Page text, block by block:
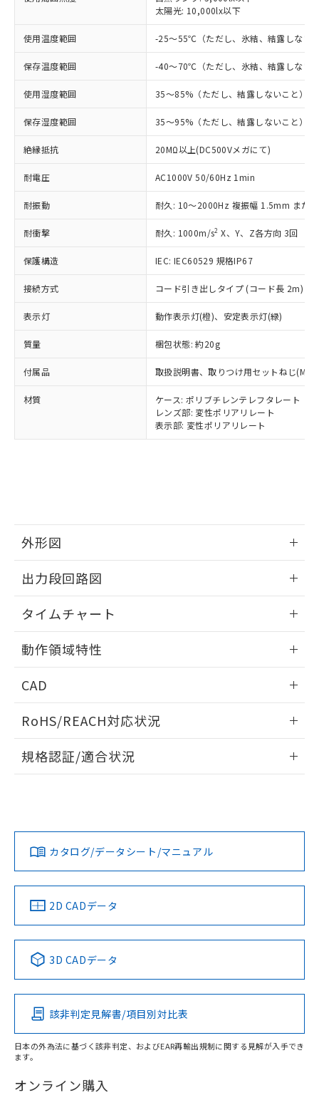
太陽光: 10,000lx以下
使用温度範囲 -25～55℃（ただし、氷結、結露しない
保存温度範囲 -40～70℃（ただし、氷結、結露しない
使用湿度範囲 35～85%（ただし、結露しないこと）
保存湿度範囲 35～95%（ただし、結露しないこと）
絶縁抵抗 20MΩ以上(DC500Vメガにて)
耐電圧 AC1000V 50/60Hz 1min
耐振動 耐久: 10～2000Hz 複振幅 1.5mm また
耐衝撃 耐久: 1000m/s2 X、Y、Z各方向 3回
保護構造 IEC: IEC60529 規格IP67
接続方式 コード引き出しタイプ (コード長 2m)
表示灯 動作表示灯(橙)、安定表示灯(緑)
質量 梱包状態: 約20g
付属品 取扱説明書、取りつけ用セットねじ
材質
ケース: ポリブチレンテレフタレート
レンズ部: 変性ポリアリレート
表示部: 変性ポリアリレート
外形図
出力段回路図
タイムチャート
動作領域特性
CAD
ドすることができます。
ログイン/会員登録
ダウンロードデータをご利用いただく前に、以下を必ずお読
みください。
ソフトウェアの使用条件
RoHS/REACH対応状況
EU RoHS 注意事項・凡例
対応済み
中国 RoHS 注意事項・凡例
Pb Hg Cd Cr(VI)
O
在庫等で未対応品が混在する可能性があります。
規格認証/適合状況
LR型式承認
（イギリス
船舶規格）
DNV型式承認
（ノルウェー
BV型式承認
（フランス
KR型式
（韓国
No No No No
この製品の規格認証/適合状況ページへ
その他の認証はこちらのページからご検索ください
カタログ/データシート/マニュアル
2D CADデータ
3D CADデータ
該非判定見解書/項目別対比表
日本の外為法に基づく該非判定、およびEAR再輸出規制に関する見解が入手でき
ます。
オンライン購入
ご利用条件
以下の条件をお読みいただき、同意のうえ
ご利用ください。
商品の当社在庫状況および標準価格
(税抜)を提供させていただくもので
当社制御機器事業取扱商品の中には、
本サービスの対象外となる商品もある
ことをご了承ください。
在庫状況および標準価格照会結果は、
記載している更新日時点での社内デー
タに基づき作成されるものであり、閲
覧された時点での実際の在庫および標
準価格とは異なる場合があることをご
様のお取引先、またはお客様担当のオ
ムロン制御機器販売店・当社販売員に
ご相談ください。
オムロン制御機器販売店や当社販売拠
販売ネットワーク
」をご確認
在庫状況および標準価格結果を当社の
事前の承諾なく第三者に漏洩または開
示しないようお願いします。
品・サービスに関するお客様との取
引・商談に必要な範囲で利用すること
をご了承ください。
※当社の共同利用者とは、
の共同利用に関して"
指します。
対応予定：EU RoHS指令（10物質）の非含
有に対応した製品に切り替える予定のある
商品です。
対応予定なし：EU RoHS指令（10物質）の
非含有に非対応の商品で、対応品を出す予
定はありません。
調査・確認中：EU RoHS指令（10物質）の
非含有の対応状況を調査中または確認中の
非該当品：ライセンス料など無形物で、有
害物質有無と関係のない商品です。
仕入先様の事情により、非含有部品として
いたものが、含有品と判明した場合などや
むを得ず変更することがあります。
*EU RoHS指令（10物質）：
ミウム(Cd) 100ppm以下、
六価クロム(Cr(Ⅵ)) 1000ppm以下、ポリ臭化ビフェニル
類(PBB) 1000ppm以下、ポリ臭化ジフェニルエーテル類
(PBDE) 1000ppm以下、フタル酸ビス(2-エチルヘキシ
ル) (DEHP)(別名：DOP) 1000ppm以下、フタル酸ブチ
ルベンジル（BBP） 1000ppm以下、フタル酸ジブチル
但し、RoHS指令で産業用監視および制御機器に対する
フタル酸エステル類の４物質については閾値を超える意
図的な使用がないことを確認しています。
※3 非含有証明書ダウンロード
下記の非含有証明書をダウンロードするこ
とができます。
51物質の非含有証明書（当社基準）
※本証明書は発行日時点で非含有を証明す
るもので、過去に遡って非含有を証明する
荷製品に未対応品が混在することから備考
欄に対応日を記載しておりました。
既に当社にて対応品への在庫切替を完了
していることから、特段のことがない限
り、2022年1月12日より割愛しておりま
※1 中国RoHS○×表
「○」：最大均質材料含有率が中国RoHSの
基準値以下であることを示します。
「×」：最大均質材料含有率が中国RoHSの
基準値を超えていることを示します。
「－」：未確認です。当社販売部門へお問
い合わせください。
Pb(鉛) :1000ppm、 Hg(水銀) : 1000ppm、 Cd(カドミウ
Cr(Ⅵ)(六価クロム) : 1000ppm、 PBBs(ポリ臭化ビフェ
ニル類) : 1000ppm、 PBDEs(ポリ臭化ジフェニルエーテ
DBP(フタル酸ジブチル) : 1000ppm、 DIBP(フタル酸ジ
イソブチル) : 1000ppm、 BBP(フタル酸ブチルベンジ
DEHP(フタル酸ビス(2-エチルヘキシル)) : 1000ppm
※2 環境保護使用期限
「ｅ」：有害物質（10物質）のすべてが基
準値以下であることを示します。
当社は、これら貴社製品のうち、外国
為替および外国貿易法に定める商品
（以下｢規制貨物等」という）を輸出
または国外への提供する場合は、日本
国政府の輸出許可(または役務取引許
可)を取得するなどの必要な手続きを
当社は規制貨物を破棄する場合は、完
全に破砕するなど、違法に輸出されな
いよう必要な手段を講じます。
当社は貴社製品を、核兵器、ミサイ
武器並びにこれらの製造装置等に一切
使用いたしません。
当社は、貴社製品を第三者に販売する
場合は、上記1、2および3の内容を当
該第三者に通知します。また当社は、
合意する
一定数以上の在庫あり
一定数には満たないが在庫あり
在庫なし(最新の在庫状況につ
いては、お客様のお取引先、ま
たはお客様担当のオムロン制御
機器販売店・当社販売員にご確
認ください)